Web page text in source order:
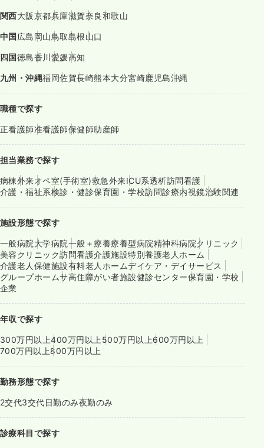
関西大阪京都兵庫滋賀奈良和歌山
中国広島岡山鳥取島根山口
四国徳島香川愛媛高知
九州・沖縄福岡佐賀長崎熊本大分宮崎鹿児島沖縄
職種で探す
正看護師准看護師保健師助産師
担当業務で探す
病棟外来オペ室(手術室)救急外来ICU系透析訪問看護
介護・福祉系検診・健診保育園・学校訪問診療内視鏡治験関連
施設形態で探す
一般病院大学病院一般＋療養療養型病院精神科病院クリニック
美容クリニック訪問看護介護施設特別養護老人ホーム
介護老人保健施設有料老人ホームデイケア・デイサービス
グループホームサ高住障がい者施設健診センター保育園・学校
企業
年収で探す
300万円以上400万円以上 500万円以上600万円以上
700万円以上800万円以上
勤務形態で探す
2交代3交代日勤のみ夜勤のみ
診療科目で探す